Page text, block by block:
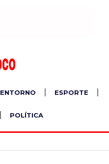
ENTORNO ESPORTE
POLÍTICA